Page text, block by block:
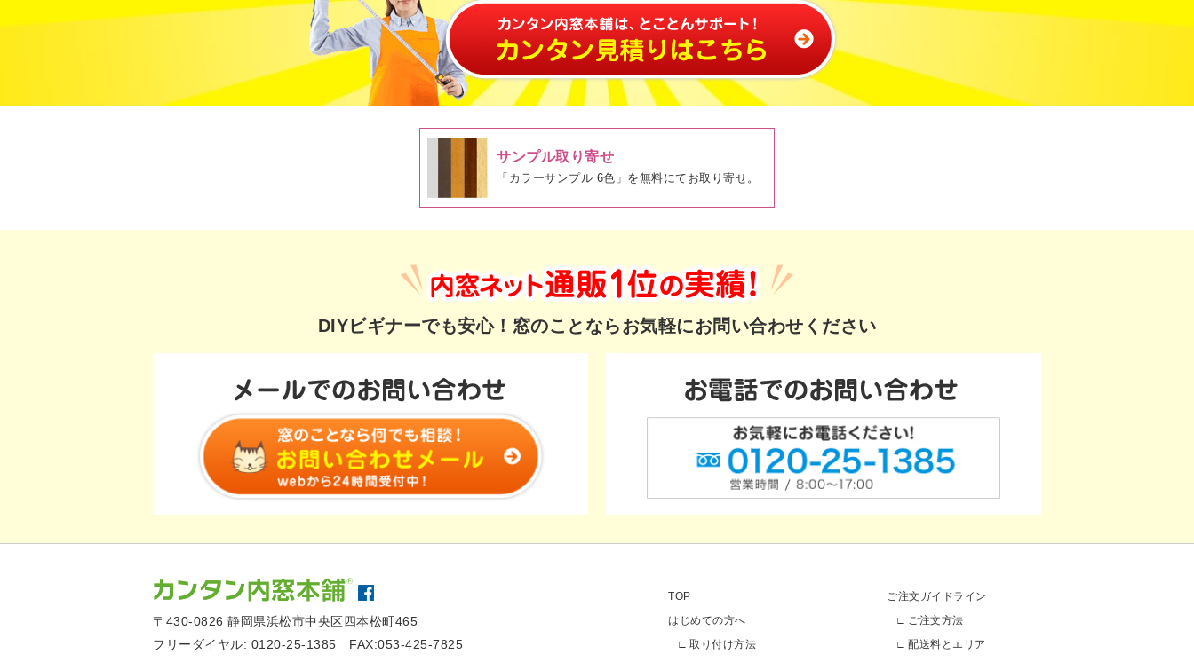
サンプル取り寄せ
「カラーサンプル 6色」を無料にてお取り寄せ。
DIYビギナーでも安心！ 窓のことならお気軽にお問い合わせください
〒430-0826 静岡県浜松市中央区四本松町465
フリーダイヤル: 0120-25-1385
FAX:053-425-7825
TOP
はじめての方へ
取り付け方法
ご注文ガイドライン
ご注文方法
配送料とエリア